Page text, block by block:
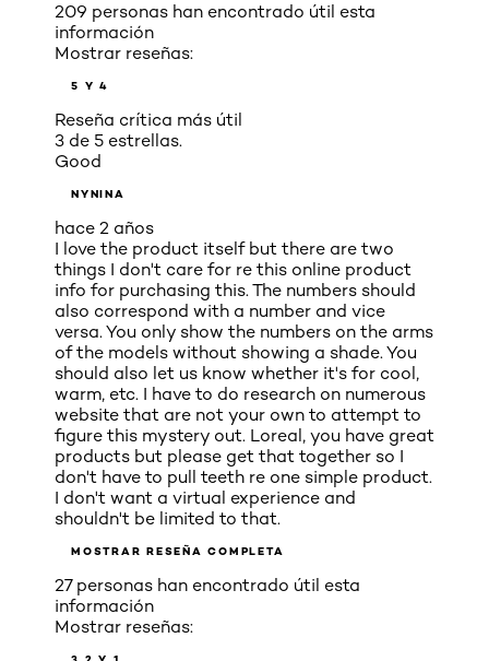
209 personas han encontrado útil esta
información
Mostrar reseñas:
5 Y 4
Reseña crítica más útil
3 de 5 estrellas.
Good
NYNINA
hace 2 años
I love the product itself but there are two
things I don't care for re this online product
info for purchasing this. The numbers should
also correspond with a number and vice
versa. You only show the numbers on the arms
of the models without showing a shade. You
should also let us know whether it's for cool,
warm, etc. I have to do research on numerous
website that are not your own to attempt to
figure this mystery out. Loreal, you have great
products but please get that together so I
don't have to pull teeth re one simple product.
I don't want a virtual experience and
shouldn't be limited to that.
MOSTRAR RESEÑA COMPLETA
27 personas han encontrado útil esta
información
Mostrar reseñas: